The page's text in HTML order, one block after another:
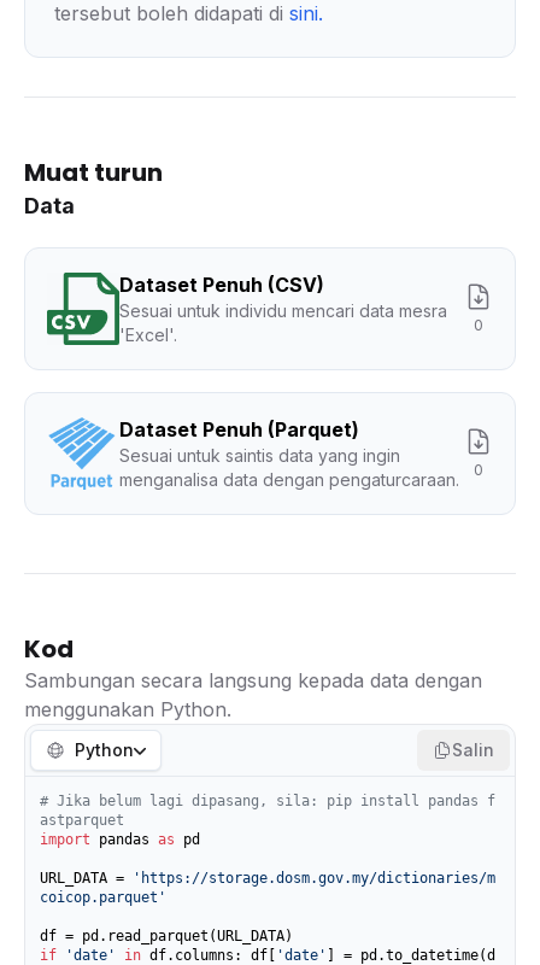
tersebut boleh didapati di sini.
Muat turun
Data
Dataset Penuh (CSV)
Sesuai untuk individu mencari data mesra
'Excel'.
0
Dataset Penuh (Parquet)
Sesuai untuk saintis data yang ingin
menganalisa data dengan pengaturcaraan.
0
Kod
Sambungan secara langsung kepada data dengan
menggunakan Python.
Python Salin
# Jika belum lagi dipasang, sila: pip install pandas f
astparquet
import pandas as pd
URL_DATA =
'https://storage.dosm.gov.my/dictionaries/m
coicop.parquet'
if
'date' in df.columns: df[ 'date'
] = pd.to_datetime(d